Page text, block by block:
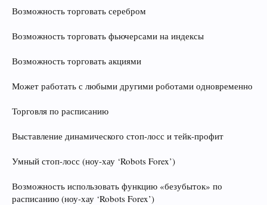
Возможность торговать серебром
Возможность торговать фьючерсами на индексы
Возможность торговать акциями
Может работать с любыми другими роботами одновременно
Торговля по расписанию
Выставление динамического стоп-лосс и тейк-профит
Умный стоп-лосс (ноу-хау ‘Robots Forex’)
Возможность использовать функцию «безубыток» по
расписанию (ноу-хау ‘Robots Forex’)